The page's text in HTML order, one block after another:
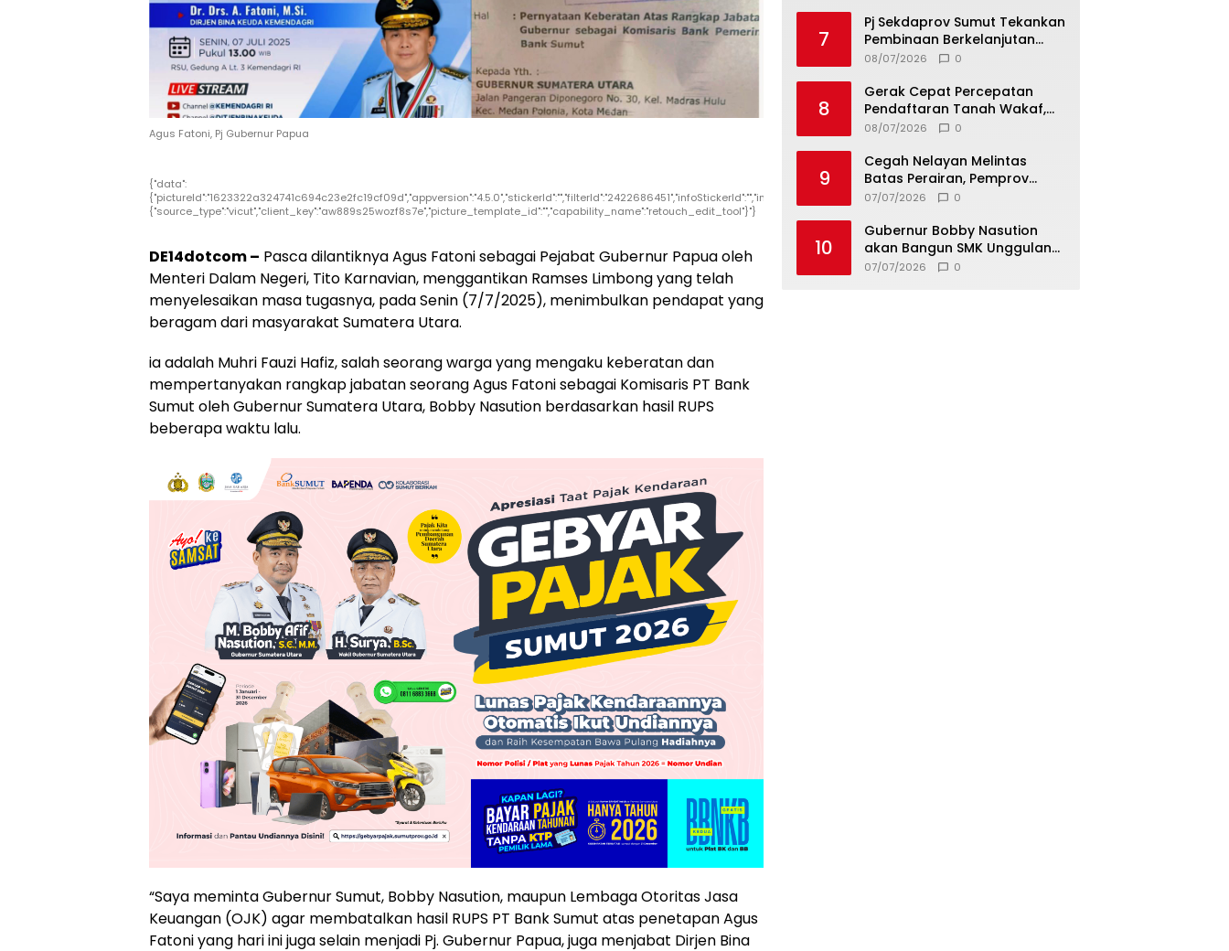
Agus Fatoni, Pj Gubernur Papua
{"data":
{"source_type":"vicut","client_key":"aw889s25wozf8s7e","picture_template_id":"","capability_name":"retouch_edit_tool"}"}
DE14dotcom – Pasca dilantiknya Agus Fatoni sebagai Pejabat Gubernur Papua oleh
Menteri Dalam Negeri, Tito Karnavian, menggantikan Ramses Limbong yang telah
menyelesaikan masa tugasnya, pada Senin (7/7/2025), menimbulkan pendapat yang
beragam dari masyarakat Sumatera Utara.
ia adalah Muhri Fauzi Hafiz, salah seorang warga yang mengaku keberatan dan
mempertanyakan rangkap jabatan seorang Agus Fatoni sebagai Komisaris PT Bank
Sumut oleh Gubernur Sumatera Utara, Bobby Nasution berdasarkan hasil RUPS
beberapa waktu lalu.
“Saya meminta Gubernur Sumut, Bobby Nasution, maupun Lembaga Otoritas Jasa
Keuangan (OJK) agar membatalkan hasil RUPS PT Bank Sumut atas penetapan Agus
Fatoni yang hari ini juga selain menjadi Pj. Gubernur Papua, juga menjabat Dirjen Bina
7
Pj Sekdaprov Sumut Tekankan
Pembinaan Berkelanjutan
untuk Lahirkan Generasi
08/07/2026 0
8
Gerak Cepat Percepatan
Pendaftaran Tanah Wakaf,
Kanwil Kemenag Sumut dan
MoU
08/07/2026 0
9
Cegah Nelayan Melintas
Batas Perairan, Pemprov
Sumut Siapkan Tiga Langkah
07/07/2026 0
10
Gubernur Bobby Nasution
akan Bangun SMK Unggulan
Pariwisata Berkonsep
07/07/2026 0